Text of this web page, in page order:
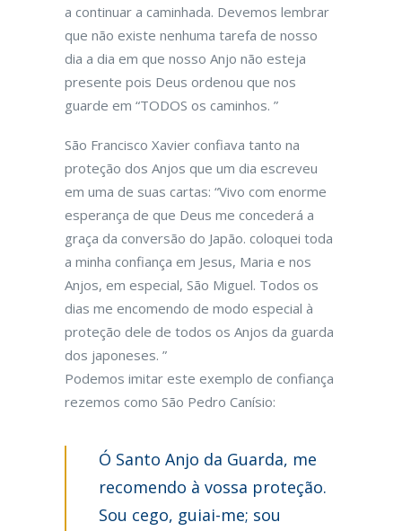
a continuar a caminhada. Devemos lembrar
que não existe nenhuma tarefa de nosso
dia a dia em que nosso Anjo não esteja
presente pois Deus ordenou que nos
guarde em “TODOS os caminhos. ”
São Francisco Xavier confiava tanto na
proteção dos Anjos que um dia escreveu
em uma de suas cartas: “Vivo com enorme
esperança de que Deus me concederá a
graça da conversão do Japão. coloquei toda
a minha confiança em Jesus, Maria e nos
Anjos, em especial, São Miguel. Todos os
dias me encomendo de modo especial à
proteção dele de todos os Anjos da guarda
dos japoneses. ”
Podemos imitar este exemplo de confiança
rezemos como São Pedro Canísio:
Ó Santo Anjo da Guarda, me
recomendo à vossa proteção.
Sou cego, guiai-me; sou